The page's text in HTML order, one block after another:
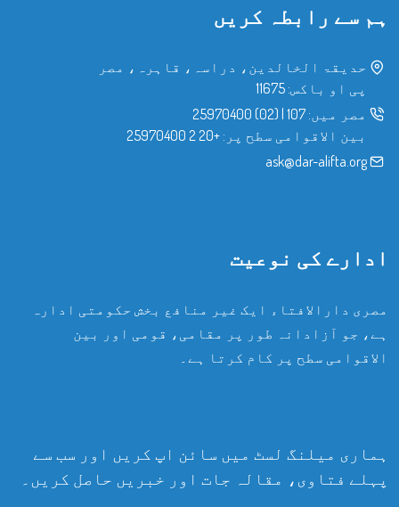
ہم سے رابطہ کریں
حدیقۃ الخالدین، دراسہ، قاہرہ، مصر
پی او باکس: 11675
مصر میں: 107
|
(02) 25970400
بین الاقوامی سطح پر: +20 2 25970400
ask@dar-alifta.org
ادارے کی نوعیت
مصری دارالافتاء ایک غیر منافع بخش حکومتی ادارہ
ہے، جو آزادانہ طور پر مقامی، قومی اور بین
الاقوامی سطح پر کام کرتا ہے۔
ہماری میلنگ لسٹ میں سائن اپ کریں اور سب سے
پہلے فتاوی، مقالہ جات اور خبریں حاصل کریں۔